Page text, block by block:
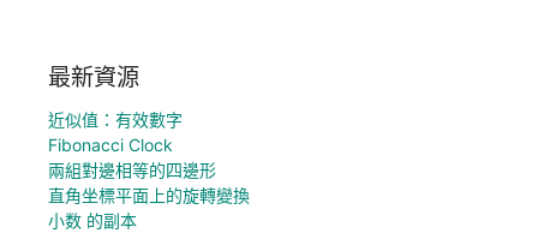
最新資源
近似值：有效數字
Fibonacci Clock
兩組對邊相等的四邊形
直角坐標平面上的旋轉變換
小数 的副本